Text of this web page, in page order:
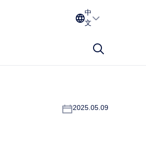
中
文
2025.05.09